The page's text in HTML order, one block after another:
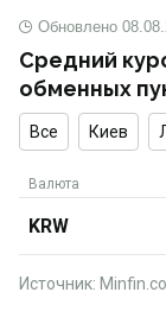
Средний
обменных
Обновлено
Все Киев
Валюта
KRW
Источник: